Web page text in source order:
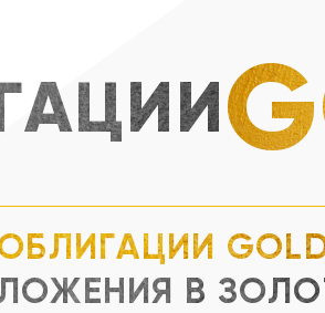
В